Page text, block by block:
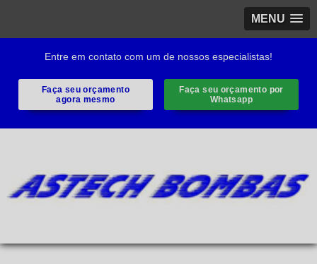
MENU
Entre em contato com um de nossos especialistas!
Faça seu orçamento
agora mesmo
Faça seu orçamento por
Whatsapp